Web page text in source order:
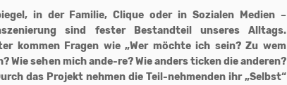
in der Familie, Clique oder in Sozialen Medien –
sind fester Bestandteil unseres Alltags.
kommen Fragen wie „Wer möchte ich sein? Zu wem
Wie sehen mich ande-re? Wie anders ticken die anderen?
das Projekt nehmen die Teil-nehmenden ihr „Selbst“